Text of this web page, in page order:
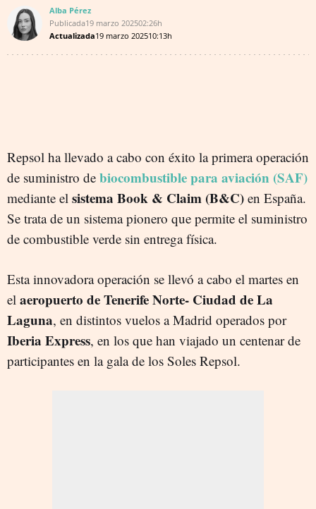
Alba Pérez
Publicada19 marzo 202502:26h
Actualizada19 marzo 202510:13h
Repsol ha llevado a cabo con éxito la primera operación
de suministro de biocombustible para aviación (SAF)
mediante el sistema Book & Claim (B&C) en España.
Se trata de un sistema pionero que permite el suministro
de combustible verde sin entrega física.
Esta innovadora operación se llevó a cabo el martes en
el aeropuerto de Tenerife Norte- Ciudad de La
Laguna, en distintos vuelos a Madrid operados por
Iberia Express, en los que han viajado un centenar de
participantes en la gala de los Soles Repsol.